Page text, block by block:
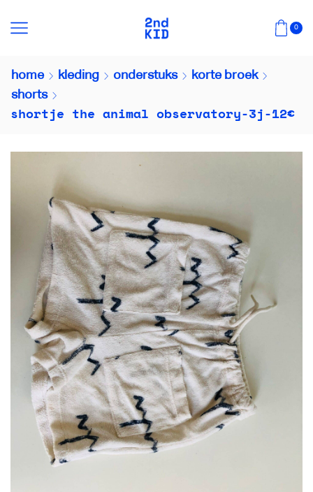
0
home kleding onderstuks
korte broek
shorts
shortje the animal observatory-3j-12€